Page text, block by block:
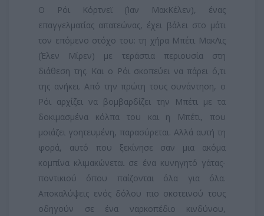
Ο Ρόι Κόρτνεϊ (Ίαν ΜακΚέλεν), ένας
επαγγελματίας απατεώνας, έχει βάλει στο μάτι
τον επόμενο στόχο του: τη χήρα Μπέτι ΜακΛις
(Έλεν Μίρεν) με τεράστια περιουσία στη
διάθεση της. Και ο Ρόι σκοπεύει να πάρει ό,τι
της ανήκει. Από την πρώτη τους συνάντηση, ο
Ρόι αρχίζει να βομβαρδίζει την Μπέτι με τα
δοκιμασμένα κόλπα του και η Μπέτι, που
μοιάζει γοητευμένη, παρασύρεται. Αλλά αυτή τη
φορά, αυτό που ξεκίνησε σαν μια ακόμα
κομπίνα κλιμακώνεται σε ένα κυνηγητό γάτας-
ποντικιού όπου παίζονται όλα για όλα.
Αποκαλύψεις ενός δόλου πιο σκοτεινού τους
οδηγούν σε ένα ναρκοπέδιο κινδύνου,